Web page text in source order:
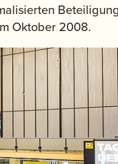
Oktober 2008.